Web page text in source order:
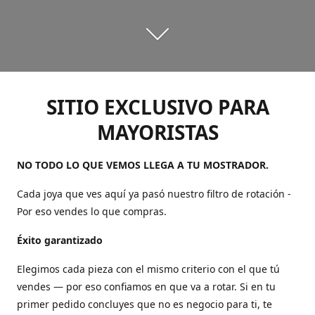
SITIO EXCLUSIVO PARA
MAYORISTAS
NO TODO LO QUE VEMOS LLEGA A TU MOSTRADOR.
Cada joya que ves aquí ya pasó nuestro filtro de rotación -
Por eso vendes lo que compras.
Éxito garantizado
Elegimos cada pieza con el mismo criterio con el que tú
vendes — por eso confiamos en que va a rotar. Si en tu
primer pedido concluyes que no es negocio para ti, te